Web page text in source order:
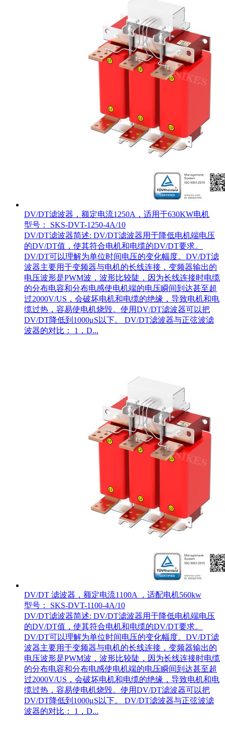
DV/DT滤波器，额定电流1250A，适用于630KW电机
型号： SKS-DVT-1250-4A/10
DV/DT滤波器简述: DV/DT滤波器用于降低电机端电压
的DV/DT值，使其符合电机和电缆的DV/DT要求。
DV/DT可以理解为单位时间电压的变化幅度。DV/DT滤
波器主要用于变频器与电机的长线连接，变频器输出的
电压波形是PWM波，波形比较陡，因为长线连接时电缆
的分布电容和分布电感使电机端的电压瞬间到达甚至超
过2000V/US，会破坏电机和电缆的绝缘，导致电机和电
缆过热，容易使电机烧毁。使用DV/DT滤波器可以把
DV/DT降低到1000μS以下。 DV/DT滤波器与正弦波滤
波器的对比： 1，D...
DV/DT 滤波器，额定电流1100A ，适配电机560kw
型号： SKS-DVT-1100-4A/10
DV/DT滤波器简述: DV/DT滤波器用于降低电机端电压
的DV/DT值，使其符合电机和电缆的DV/DT要求。
DV/DT可以理解为单位时间电压的变化幅度。DV/DT滤
波器主要用于变频器与电机的长线连接，变频器输出的
电压波形是PWM波，波形比较陡，因为长线连接时电缆
的分布电容和分布电感使电机端的电压瞬间到达甚至超
过2000V/US，会破坏电机和电缆的绝缘，导致电机和电
缆过热，容易使电机烧毁。使用DV/DT滤波器可以把
DV/DT降低到1000μS以下。 DV/DT滤波器与正弦波滤
波器的对比： 1，D...